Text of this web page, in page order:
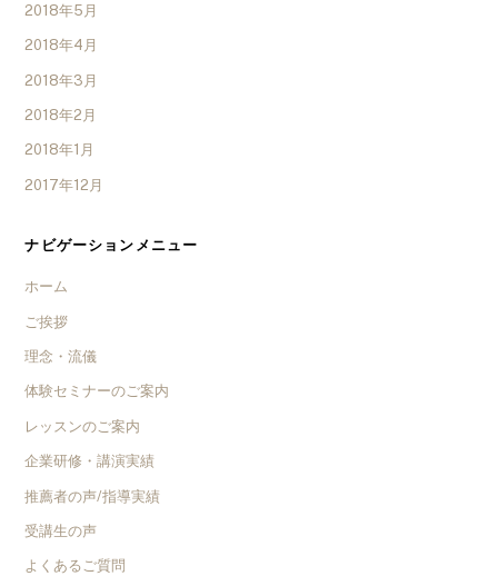
2018年5月
2018年4月
2018年3月
2018年2月
2018年1月
2017年12月
ナビゲーションメニュー
ホーム
ご挨拶
理念・流儀
体験セミナーのご案内
レッスンのご案内
企業研修・講演実績
推薦者の声/指導実績
受講生の声
よくあるご質問